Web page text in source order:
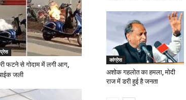
फटने से गोदाम में लगी आग,
जली
कांग्रेस
अशोक गहलोत का हमला, मोदी
राज में डरी हुई है जनता